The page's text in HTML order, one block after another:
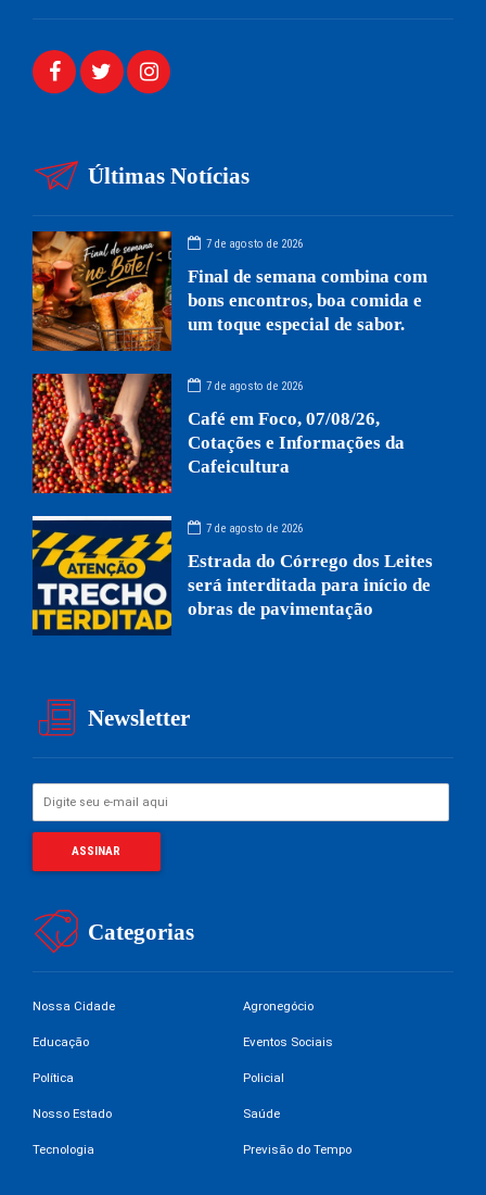
Últimas Notícias
7 de agosto de 2026
Final de semana combina com
bons encontros, boa comida e
um toque especial de sabor.
7 de agosto de 2026
Café em Foco, 07/08/26,
Cotações e Informações da
Cafeicultura
7 de agosto de 2026
Estrada do Córrego dos Leites
será interditada para início de
obras de pavimentação
Newsletter
Categorias
Nossa Cidade Agronegócio
Educação Eventos Sociais
Política Policial
Nosso Estado Saúde
Tecnologia Previsão do Tempo